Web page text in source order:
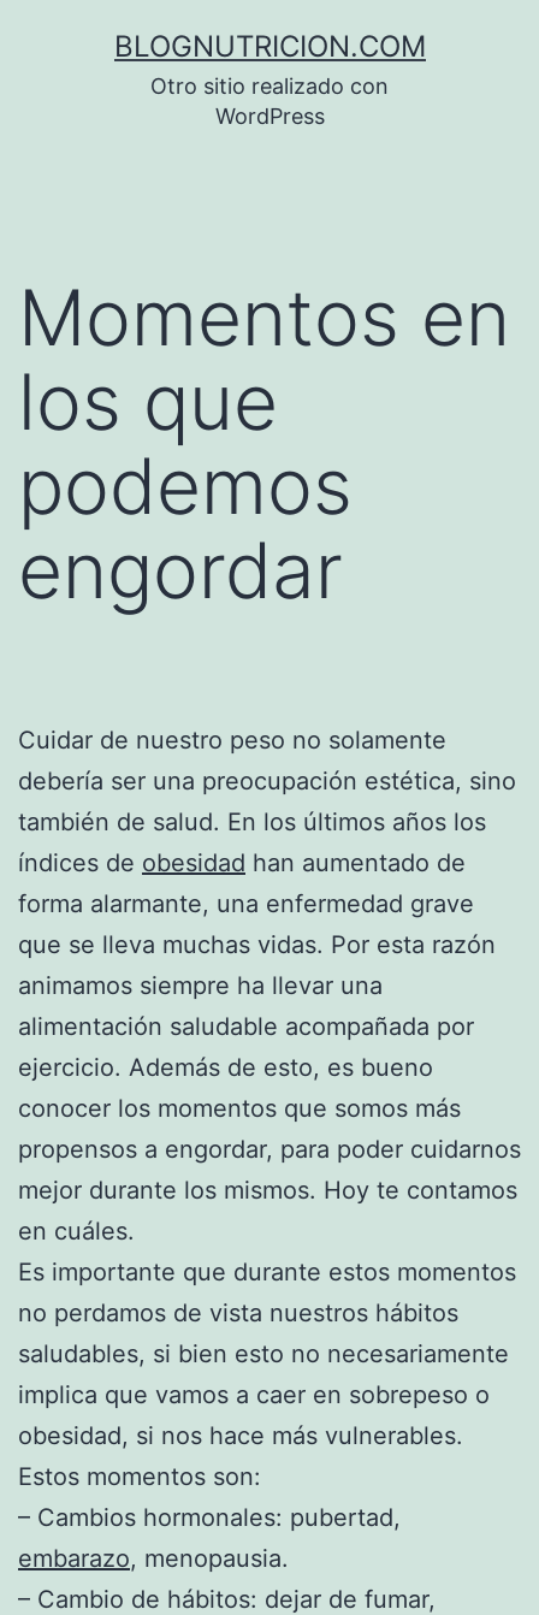
BLOGNUTRICION.COM
Otro sitio realizado con
WordPress
Momentos en
los que
podemos
engordar
Cuidar de nuestro peso no solamente
debería ser una preocupación estética, sino
también de salud. En los últimos años los
índices de obesidad han aumentado de
forma alarmante, una enfermedad grave
que se lleva muchas vidas. Por esta razón
animamos siempre ha llevar una
alimentación saludable acompañada por
ejercicio. Además de esto, es bueno
conocer los momentos que somos más
propensos a engordar, para poder cuidarnos
mejor durante los mismos. Hoy te contamos
en cuáles.
Es importante que durante estos momentos
no perdamos de vista nuestros hábitos
saludables, si bien esto no necesariamente
implica que vamos a caer en sobrepeso o
obesidad, si nos hace más vulnerables.
Estos momentos son:
– Cambios hormonales: pubertad,
embarazo, menopausia.
– Cambio de hábitos: dejar de fumar,